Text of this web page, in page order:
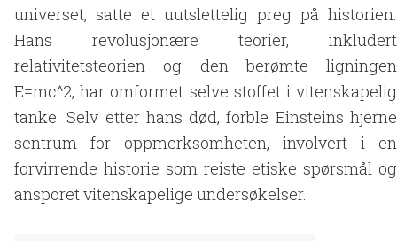
universet, satte et uutslettelig preg på historien.
Hans revolusjonære teorier, inkludert
relativitetsteorien og den berømte ligningen
E=mc^2, har omformet selve stoffet i vitenskapelig
tanke. Selv etter hans død, forble Einsteins hjerne
sentrum for oppmerksomheten, involvert i en
forvirrende historie som reiste etiske spørsmål og
ansporet vitenskapelige undersøkelser.